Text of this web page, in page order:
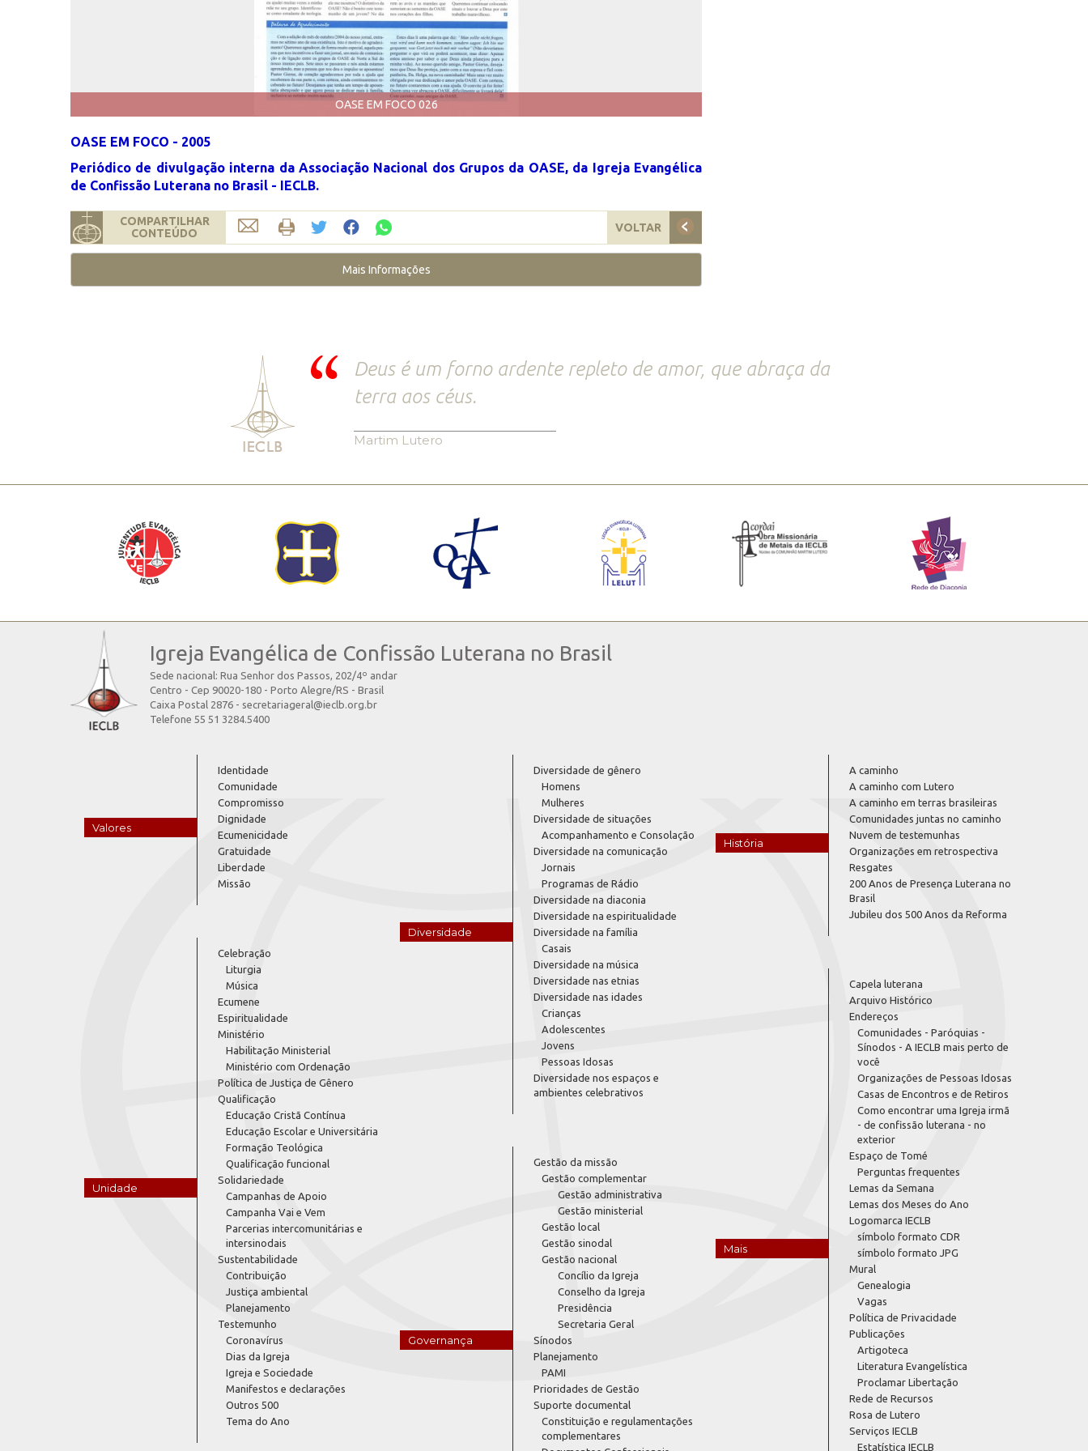
OASE EM FOCO 026
OASE EM FOCO - 2005
Periódico de divulgação interna da Associação Nacional dos Grupos da OASE, da Igreja Evangélica
de Confissão Luterana no Brasil - IECLB.
COMPARTILHAR
CONTEÚDO
VOLTAR
Mais Informações
Deus é um forno ardente repleto de amor, que abraça da
terra aos céus.
Martim Lutero
Igreja Evangélica de Confissão Luterana no Brasil
Sede nacional: Rua Senhor dos Passos, 202/4º andar
Centro - Cep 90020-180 - Porto Alegre/RS - Brasil
Caixa Postal 2876 - secretariageral@ieclb.org.br
Telefone 55 51 3284.5400
Valores
Identidade
Comunidade
Compromisso
Dignidade
Ecumenicidade
Gratuidade
Liberdade
Missão
Unidade
Celebração
Liturgia
Música
Ecumene
Espiritualidade
Ministério
Habilitação Ministerial
Ministério com Ordenação
Política de Justiça de Gênero
Qualificação
Educação Cristã Contínua
Educação Escolar e Universitária
Formação Teológica
Qualificação funcional
Solidariedade
Campanhas de Apoio
Campanha Vai e Vem
Parcerias intercomunitárias e
intersinodais
Sustentabilidade
Contribuição
Justiça ambiental
Planejamento
Testemunho
Coronavírus
Dias da Igreja
Igreja e Sociedade
Manifestos e declarações
Outros 500
Tema do Ano
Diversidade
Diversidade de gênero
Homens
Mulheres
Diversidade de situações
Acompanhamento e Consolação
Diversidade na comunicação
Jornais
Programas de Rádio
Diversidade na diaconia
Diversidade na espiritualidade
Diversidade na família
Casais
Diversidade na música
Diversidade nas etnias
Diversidade nas idades
Crianças
Adolescentes
Jovens
Pessoas Idosas
Diversidade nos espaços e
ambientes celebrativos
Governança
Gestão da missão
Gestão complementar
Gestão administrativa
Gestão ministerial
Gestão local
Gestão sinodal
Gestão nacional
Concílio da Igreja
Conselho da Igreja
Presidência
Secretaria Geral
Sínodos
Planejamento
PAMI
Prioridades de Gestão
Suporte documental
Constituição e regulamentações
complementares
História
A caminho
A caminho com Lutero
A caminho em terras brasileiras
Comunidades juntas no caminho
Nuvem de testemunhas
Organizações em retrospectiva
Resgates
200 Anos de Presença Luterana no
Brasil
Jubileu dos 500 Anos da Reforma
Mais
Capela luterana
Arquivo Histórico
Endereços
Comunidades - Paróquias -
Sínodos - A IECLB mais perto de
você
Organizações de Pessoas Idosas
Casas de Encontros e de Retiros
Como encontrar uma Igreja irmã
- de confissão luterana - no
exterior
Espaço de Tomé
Perguntas frequentes
Lemas da Semana
Lemas dos Meses do Ano
Logomarca IECLB
símbolo formato CDR
símbolo formato JPG
Mural
Genealogia
Vagas
Política de Privacidade
Publicações
Artigoteca
Literatura Evangelística
Proclamar Libertação
Rede de Recursos
Rosa de Lutero
Serviços IECLB
Estatística IECLB